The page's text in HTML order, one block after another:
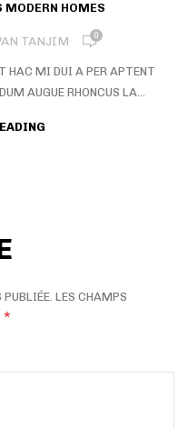
MODERN HOMES
TANJIM 0
MI DUI A PER APTENT
AUGUE RHONCUS LA...
PUBLIÉE. LES CHAMPS
*